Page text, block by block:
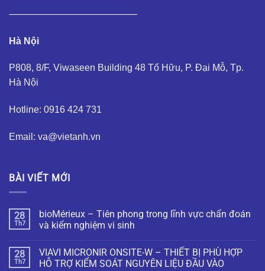
—————————————–
Hà Nội
P808, 8/F, Viwaseen Building 48 Tố Hữu, P. Đại Mỗ, Tp.
Hà Nội
Hotline: 0916 424 731
Email: va@vietanh.vn
BÀI VIẾT MỚI
28
Th7
bioMérieux – Tiên phong trong lĩnh vực chẩn đoán
và kiểm nghiệm vi sinh
28
Th7
VIAVI MICRONIR ONSITE-W – THIẾT BỊ PHÙ HỢP
HỖ TRỢ KIỂM SOÁT NGUYÊN LIỆU ĐẦU VÀO